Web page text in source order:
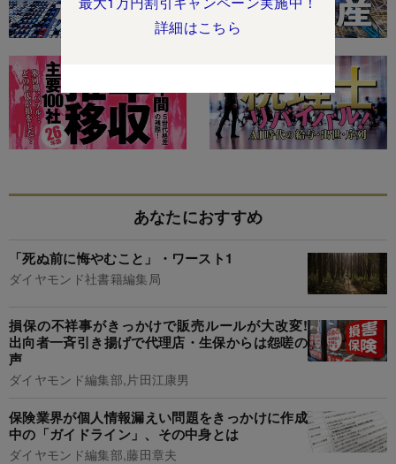
詳細はこちら
あなたにおすすめ
「死ぬ前に悔やむこと」・ワースト1
ダイヤモンド社書籍編集局
損保の不祥事がきっかけで販売ルールが大改変!
出向者一斉引き揚げで代理店・生保からは怨嗟の
声
ダイヤモンド編集部,片田江康男
保険業界が個人情報漏えい問題をきっかけに作成
中の「ガイドライン」、その中身とは
ダイヤモンド編集部,藤田章夫